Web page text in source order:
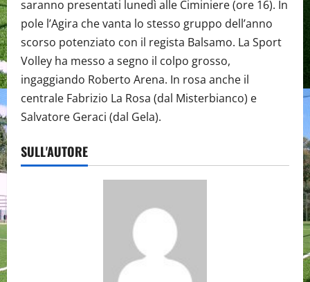
saranno presentati lunedì alle Ciminiere (ore 16). In
pole l’Agira che vanta lo stesso gruppo dell’anno
scorso potenziato con il regista Balsamo. La Sport
Volley ha messo a segno il colpo grosso,
ingaggiando Roberto Arena. In rosa anche il
centrale Fabrizio La Rosa (dal Misterbianco) e
Salvatore Geraci (dal Gela).
SULL'AUTORE